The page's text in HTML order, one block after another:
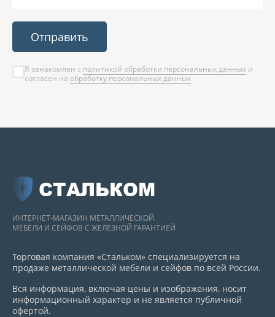
Отправить
Я ознакомлен с политикой обработки персональных данных и
согласен на обработку персональных данных
СТАЛЬКОМ
ИНТЕРНЕТ-МАГАЗИН МЕТАЛЛИЧЕСКОЙ
МЕБЕЛИ И СЕЙФОВ С ЖЕЛЕЗНОЙ ГАРАНТИЕЙ
Торговая компания «Стальком» специализируется на
продаже металлической мебели и сейфов по всей России.
Вся информация, включая цены и изображения, носит
информационный характер и не является публичной
офертой.